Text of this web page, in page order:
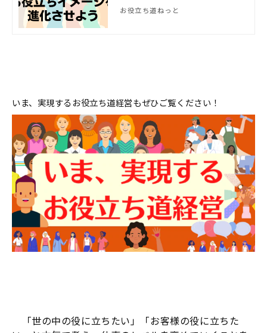
お役立ち道ねっと
いま、実現するお役立ち道経営もぜひご覧ください！
「世の中の役に立ちたい」「お客様の役に立ちた